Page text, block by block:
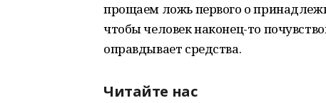
прощаем ложь первого о
чтобы человек наконец-то
оправдывает средства.
Читайте нас